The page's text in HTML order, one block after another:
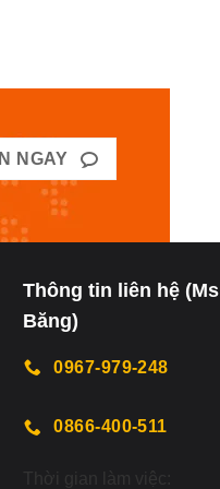
NGAY
Thông tin liên hệ (Ms
Băng)
0967-979-248
0866-400-511
Thời gian làm việc: